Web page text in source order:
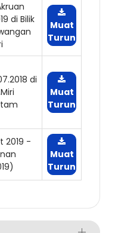
di Bilik
Muat
Turun
di
Muat
Turun
2019 -
Muat
Turun